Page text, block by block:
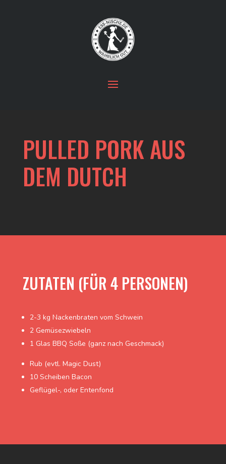
PULLED PORK AUS
DEM DUTCH
ZUTATEN (FÜR 4 PERSONEN)
2-3 kg Nackenbraten vom Schwein
2 Gemüsezwiebeln
1 Glas BBQ Soße (ganz nach Geschmack)
Rub (evtl. Magic Dust)
10 Scheiben Bacon
Geflügel-, oder Entenfond